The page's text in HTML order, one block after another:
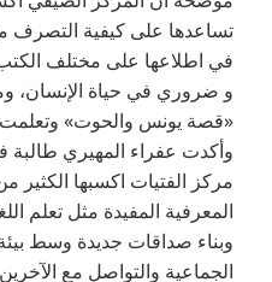
تساعدها على كيفية التصرف
في اطلاعها على مختلف
و ضروري في حياة الإنسان،
«قصة يونس والحوت» وتعلمت
وأكدت عفراء المهيري
مركز الفتيات اكسبها الكثير
المعرفية المفيدة مثل تعلم
وبناء صداقات جديدة وسط
الجماعية والتواصل مع